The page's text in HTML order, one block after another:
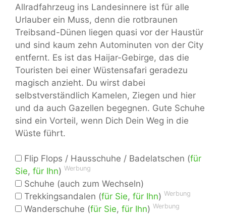
Allradfahrzeug ins Landesinnere ist für alle
Urlauber ein Muss, denn die rotbraunen
Treibsand-Dünen liegen quasi vor der Haustür
und sind kaum zehn Autominuten von der City
entfernt. Es ist das Haijar-Gebirge, das die
Touristen bei einer Wüstensafari geradezu
magisch anzieht. Du wirst dabei
selbstverständlich Kamelen, Ziegen und hier
und da auch Gazellen begegnen. Gute Schuhe
sind ein Vorteil, wenn Dich Dein Weg in die
Wüste führt.
Flip Flops / Hausschuhe / Badelatschen (für
Sie, für Ihn) Werbung
Schuhe (auch zum Wechseln)
Trekkingsandalen (für Sie, für Ihn) Werbung
Wanderschuhe (für Sie, für Ihn) Werbung